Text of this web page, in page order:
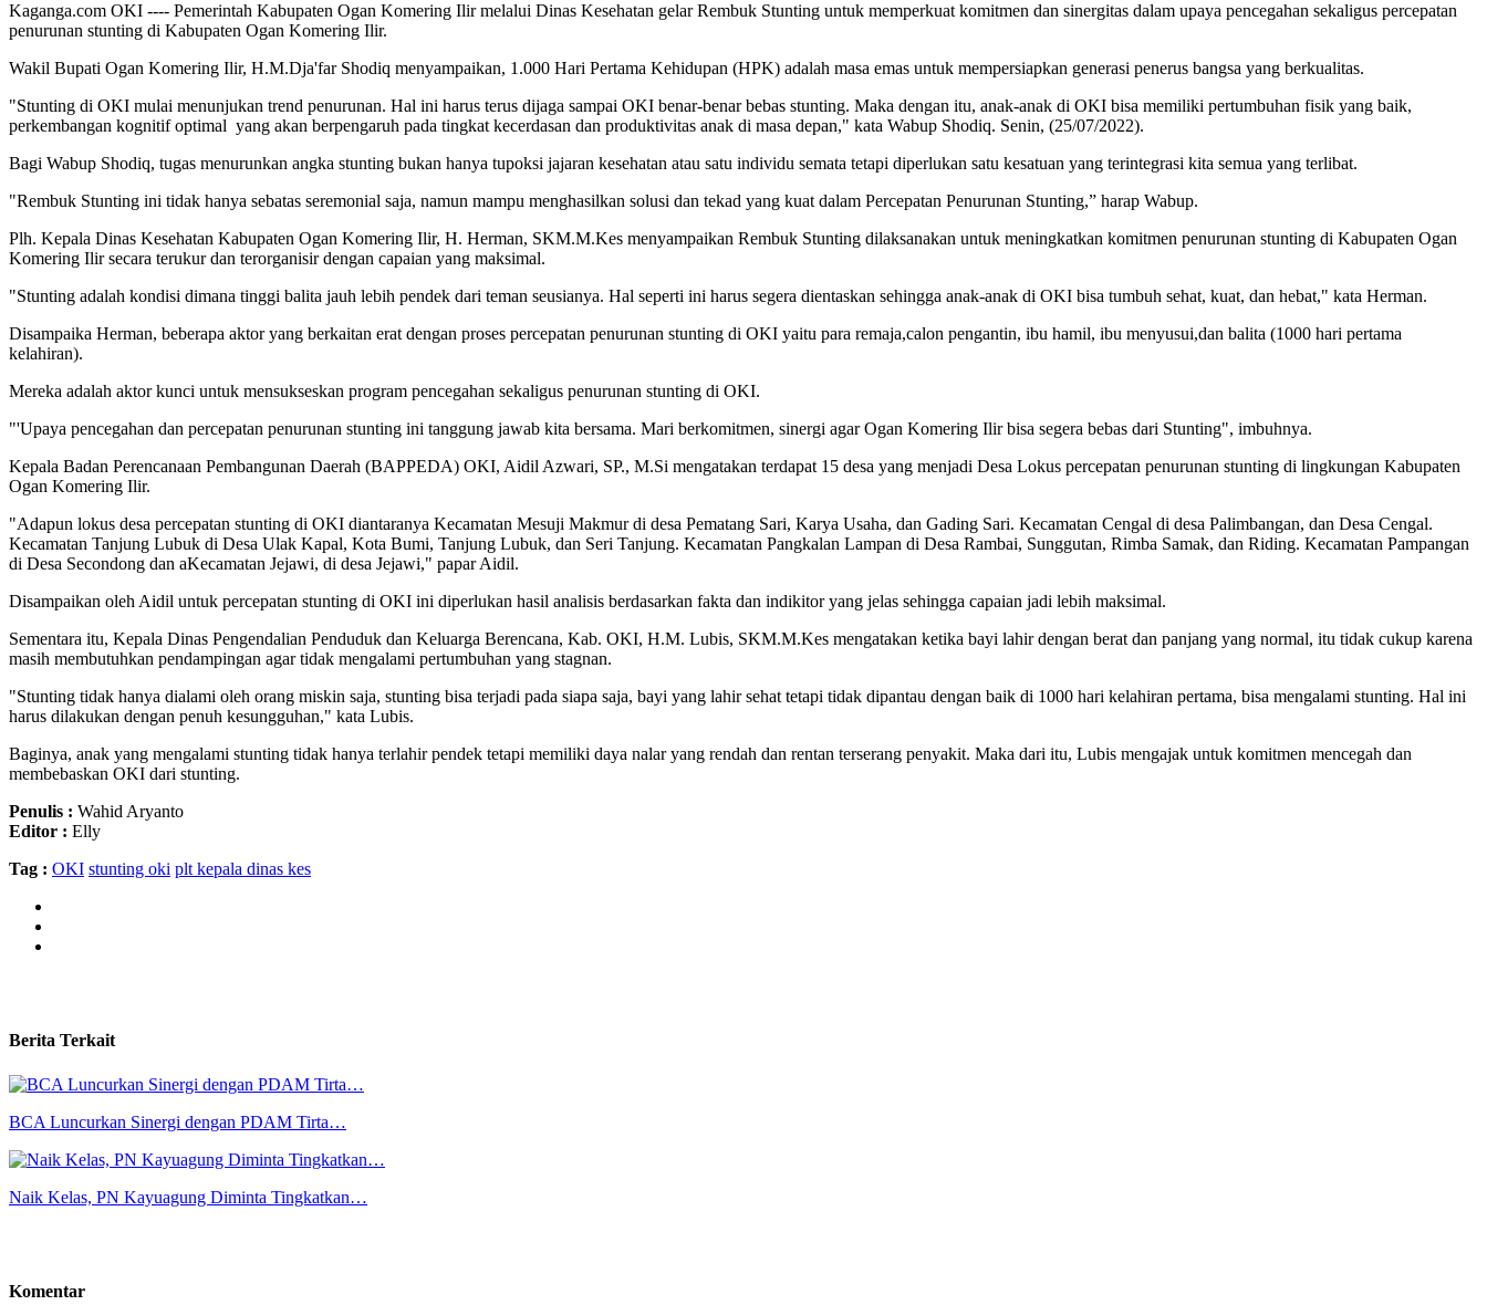
Kaganga.com OKI ---- Pemerintah Kabupaten Ogan Komering Ilir melalui Dinas Kesehatan gelar Rembuk Stunting untuk memperkuat komitmen dan sinergitas dalam upaya pencegahan sekaligus percepatan
penurunan stunting di Kabupaten Ogan Komering Ilir.
Wakil Bupati Ogan Komering Ilir, H.M.Dja'far Shodiq menyampaikan, 1.000 Hari Pertama Kehidupan (HPK) adalah masa emas untuk mempersiapkan generasi penerus bangsa yang berkualitas.
"Stunting di OKI mulai menunjukan trend penurunan. Hal ini harus terus dijaga sampai OKI benar-benar bebas stunting. Maka dengan itu, anak-anak di OKI bisa memiliki pertumbuhan fisik yang baik,
perkembangan kognitif optimal yang akan berpengaruh pada tingkat kecerdasan dan produktivitas anak di masa depan," kata Wabup Shodiq. Senin, (25/07/2022).
Bagi Wabup Shodiq, tugas menurunkan angka stunting bukan hanya tupoksi jajaran kesehatan atau satu individu semata tetapi diperlukan satu kesatuan yang terintegrasi kita semua yang terlibat.
"Rembuk Stunting ini tidak hanya sebatas seremonial saja, namun mampu menghasilkan solusi dan tekad yang kuat dalam Percepatan Penurunan Stunting,” harap Wabup.
Plh. Kepala Dinas Kesehatan Kabupaten Ogan Komering Ilir, H. Herman, SKM.M.Kes menyampaikan Rembuk Stunting dilaksanakan untuk meningkatkan komitmen penurunan stunting di Kabupaten Ogan
Komering Ilir secara terukur dan terorganisir dengan capaian yang maksimal.
"Stunting adalah kondisi dimana tinggi balita jauh lebih pendek dari teman seusianya. Hal seperti ini harus segera dientaskan sehingga anak-anak di OKI bisa tumbuh sehat, kuat, dan hebat," kata Herman.
Disampaika Herman, beberapa aktor yang berkaitan erat dengan proses percepatan penurunan stunting di OKI yaitu para remaja,calon pengantin, ibu hamil, ibu menyusui,dan balita (1000 hari pertama
kelahiran).
Mereka adalah aktor kunci untuk mensukseskan program pencegahan sekaligus penurunan stunting di OKI.
"'Upaya pencegahan dan percepatan penurunan stunting ini tanggung jawab kita bersama. Mari berkomitmen, sinergi agar Ogan Komering Ilir bisa segera bebas dari Stunting", imbuhnya.
Kepala Badan Perencanaan Pembangunan Daerah (BAPPEDA) OKI, Aidil Azwari, SP., M.Si mengatakan terdapat 15 desa yang menjadi Desa Lokus percepatan penurunan stunting di lingkungan Kabupaten
Ogan Komering Ilir.
"Adapun lokus desa percepatan stunting di OKI diantaranya Kecamatan Mesuji Makmur di desa Pematang Sari, Karya Usaha, dan Gading Sari. Kecamatan Cengal di desa Palimbangan, dan Desa Cengal.
Kecamatan Tanjung Lubuk di Desa Ulak Kapal, Kota Bumi, Tanjung Lubuk, dan Seri Tanjung. Kecamatan Pangkalan Lampan di Desa Rambai, Sunggutan, Rimba Samak, dan Riding. Kecamatan Pampangan
di Desa Secondong dan aKecamatan Jejawi, di desa Jejawi," papar Aidil.
Disampaikan oleh Aidil untuk percepatan stunting di OKI ini diperlukan hasil analisis berdasarkan fakta dan indikitor yang jelas sehingga capaian jadi lebih maksimal.
Sementara itu, Kepala Dinas Pengendalian Penduduk dan Keluarga Berencana, Kab. OKI, H.M. Lubis, SKM.M.Kes mengatakan ketika bayi lahir dengan berat dan panjang yang normal, itu tidak cukup karena
masih membutuhkan pendampingan agar tidak mengalami pertumbuhan yang stagnan.
"Stunting tidak hanya dialami oleh orang miskin saja, stunting bisa terjadi pada siapa saja, bayi yang lahir sehat tetapi tidak dipantau dengan baik di 1000 hari kelahiran pertama, bisa mengalami stunting. Hal ini
harus dilakukan dengan penuh kesungguhan," kata Lubis.
Baginya, anak yang mengalami stunting tidak hanya terlahir pendek tetapi memiliki daya nalar yang rendah dan rentan terserang penyakit. Maka dari itu, Lubis mengajak untuk komitmen mencegah dan
membebaskan OKI dari stunting.
Penulis : Wahid Aryanto
Editor : Elly
Tag : OKI stunting oki plt kepala dinas kes
Berita Terkait
BCA Luncurkan Sinergi dengan PDAM Tirta…
Naik Kelas, PN Kayuagung Diminta Tingkatkan…
Komentar